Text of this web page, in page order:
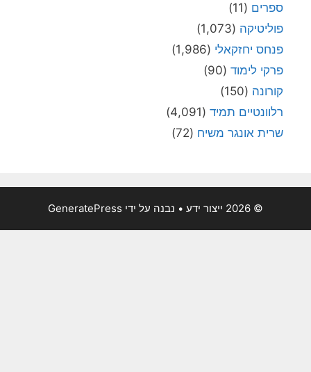
ספרים(11)
פוליטיקה(1,073)
פנחס יחזקאלי(1,986)
פרקי לימוד(90)
קורונה(150)
רלוונטיים תמיד(4,091)
שרית אונגר משיח(72)
• נבנה על ידיGeneratePress